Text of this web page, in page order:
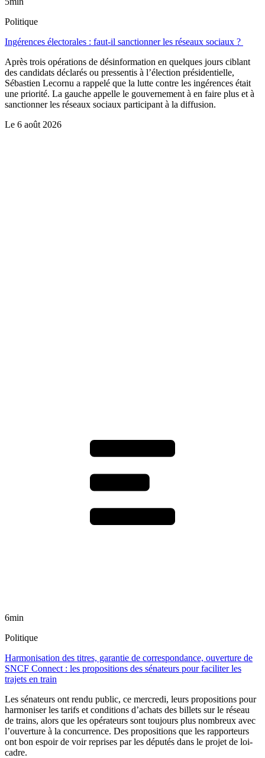
Politique
Ingérences électorales : faut-il sanctionner les réseaux sociaux ?
Après trois opérations de désinformation en quelques jours ciblant
des candidats déclarés ou pressentis à l’élection présidentielle,
Sébastien Lecornu a rappelé que la lutte contre les ingérences était
une priorité. La gauche appelle le gouvernement à en faire plus et à
sanctionner les réseaux sociaux participant à la diffusion.
Le 6 août 2026
6min
Politique
Harmonisation des titres, garantie de correspondance, ouverture de
SNCF Connect : les propositions des sénateurs pour faciliter les
trajets en train
Les sénateurs ont rendu public, ce mercredi, leurs propositions pour
harmoniser les tarifs et conditions d’achats des billets sur le réseau
de trains, alors que les opérateurs sont toujours plus nombreux avec
l’ouverture à la concurrence. Des propositions que les rapporteurs
ont bon espoir de voir reprises par les députés dans le projet de loi-
cadre.